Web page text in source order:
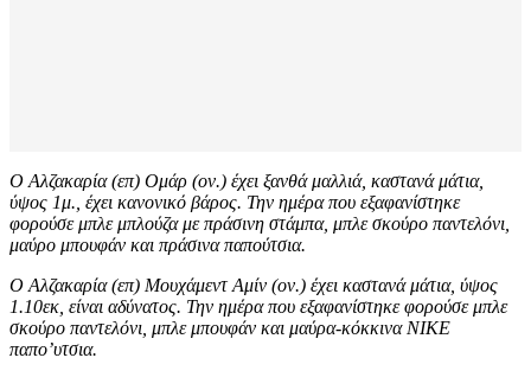
Ο Αλζακαρία (επ) Ομάρ (ον.) έχει ξανθά μαλλιά, καστανά μάτια,
ύψος 1μ., έχει κανονικό βάρος. Την ημέρα που εξαφανίστηκε
φορούσε μπλε μπλούζα με πράσινη στάμπα, μπλε σκούρο παντελόνι,
μαύρο μπουφάν και πράσινα παπούτσια.
Ο Αλζακαρία (επ) Μουχάμεντ Αμίν (ον.) έχει καστανά μάτια, ύψος
1.10εκ, είναι αδύνατος. Την ημέρα που εξαφανίστηκε φορούσε μπλε
σκούρο παντελόνι, μπλε μπουφάν και μαύρα-κόκκινα NIKE
παπο’υτσια.